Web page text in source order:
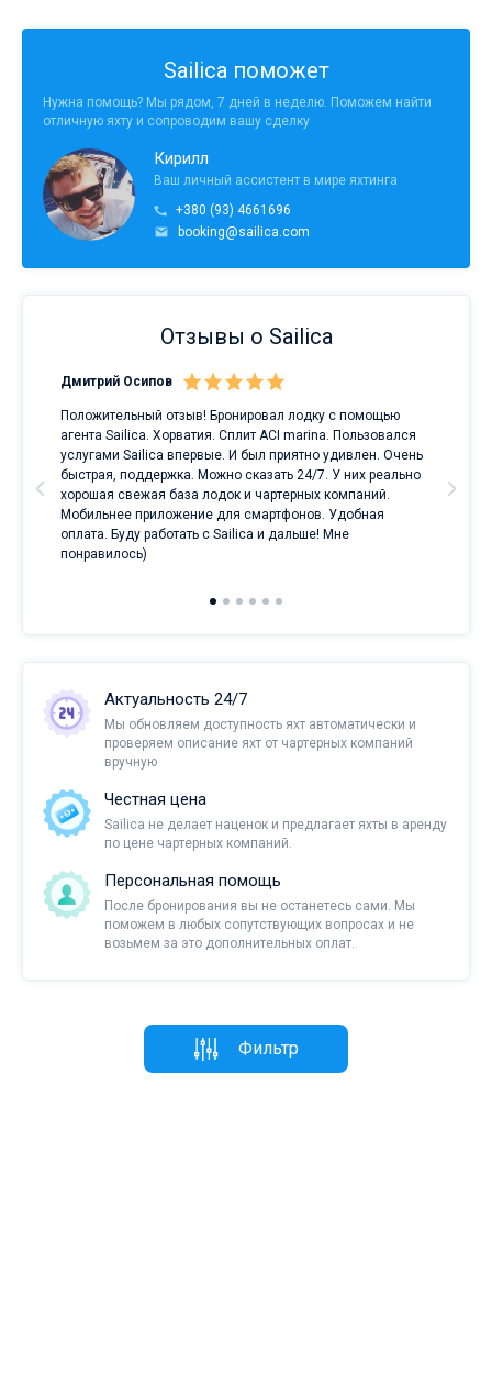
Sailica поможет
Нужна помощь? Мы рядом, 7 дней в неделю. Поможем найти
отличную яхту и сопроводим вашу сделку
Кирилл
Ваш личный ассистент в мире яхтинга
+380 (93) 4661696
booking@sailica.com
Отзывы о Sailica
Дмитрий Осипов
Положительный отзыв! Бронировал лодку с помощью
агента Sailica. Хорватия. Сплит ACI marina. Пользовался
услугами Sailica впервые. И был приятно удивлен. Очень
быстрая, поддержка. Можно сказать 24/7. У них реально
хорошая свежая база лодок и чартерных компаний.
Мобильнее приложение для смартфонов. Удобная
оплата. Буду работать с Sailica и дальше! Мне
понравилось)
Актуальность 24/7
Мы обновляем доступность яхт автоматически и
проверяем описание яхт от чартерных компаний
вручную
Честная цена
Sailica не делает наценок и предлагает яхты в аренду
по цене чартерных компаний.
Персональная помощь
После бронирования вы не останетесь сами. Мы
поможем в любых сопутствующих вопросах и не
возьмем за это дополнительных оплат.
Фильтр